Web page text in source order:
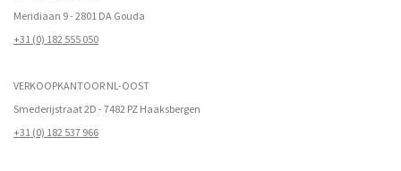
Meridiaan 9 - 2801 DA Gouda
+31 (0) 182 555 050
VERKOOPKANTOOR NL-OOST
Smederijstraat 2D - 7482 PZ Haaksbergen
+31 (0) 182 537 966